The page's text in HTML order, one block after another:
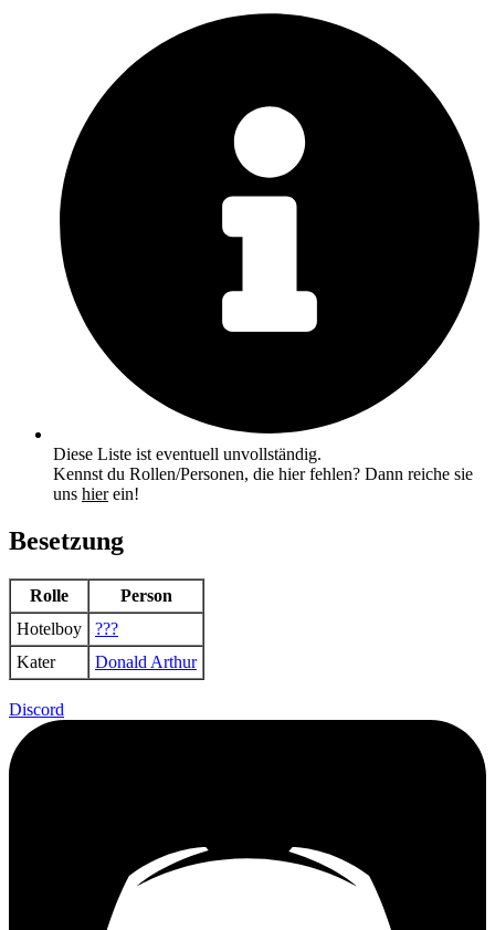
Diese Liste ist eventuell unvollständig.
Kennst du Rollen/Personen, die hier fehlen? Dann reiche sie
uns hierein!
Besetzung
Rolle
Person
Hotelboy
???
Kater
Donald Arthur
Discord